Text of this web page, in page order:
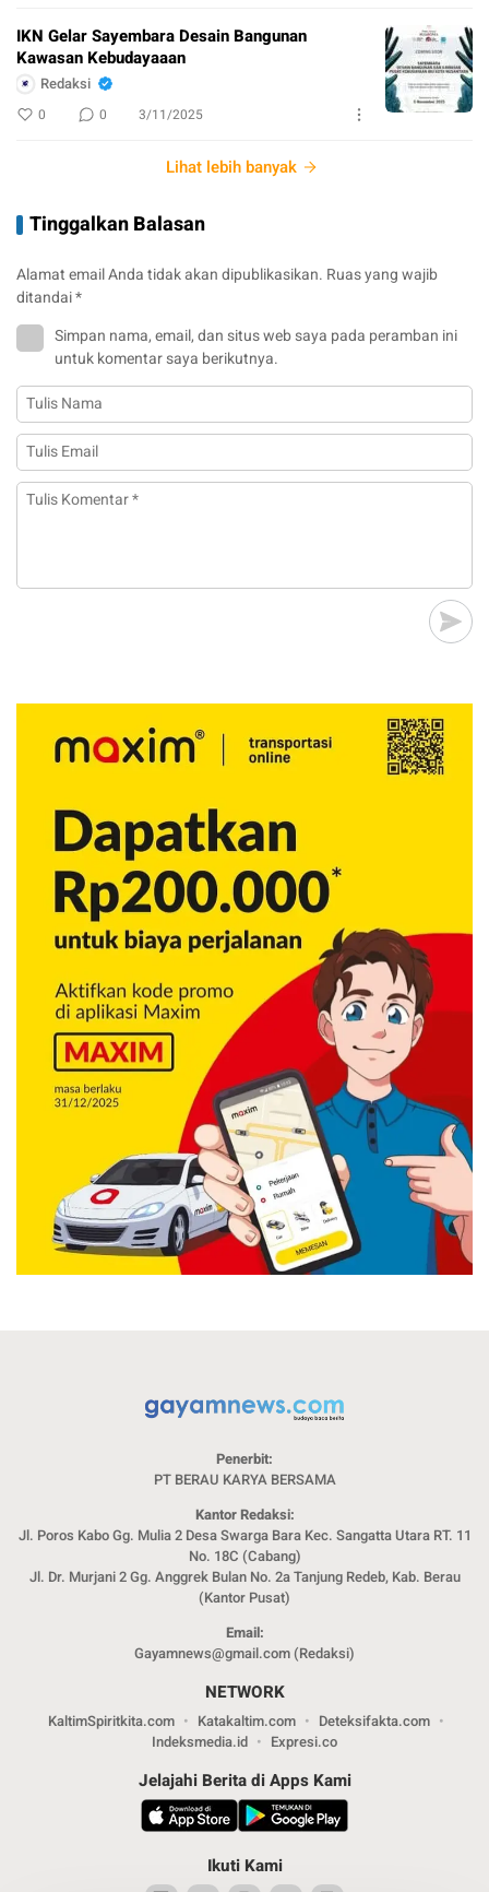
IKN Gelar Sayembara Desain Bangunan
Kawasan Kebudayaaan
Redaksi
0 0 3/11/2025
Lihat lebih banyak
Tinggalkan Balasan
Alamat email Anda tidak akan dipublikasikan. Ruas yang wajib
ditandai*
Simpan nama, email, dan situs web saya pada peramban ini
untuk komentar saya berikutnya.
Penerbit:
PT BERAU KARYA BERSAMA
Kantor Redaksi:
Jl. Poros Kabo Gg. Mulia 2 Desa Swarga Bara Kec. Sangatta Utara RT. 11
No. 18C (Cabang)
Jl. Dr. Murjani 2 Gg. Anggrek Bulan No. 2a Tanjung Redeb, Kab. Berau
(Kantor Pusat)
Email:
Gayamnews@gmail.com (Redaksi)
NETWORK
KaltimSpiritkita.com Katakaltim.com
Deteksifakta.com
Indeksmedia.id
Expresi.co
Jelajahi Berita di Apps Kami
Ikuti Kami